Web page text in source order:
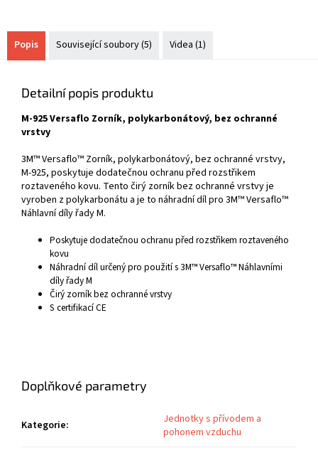
Popis Související soubory (5) Videa (1)
Detailní popis produktu
M-925 Versaflo Zorník, polykarbonátový, bez ochranné
vrstvy
3M™ Versaflo™ Zorník, polykarbonátový, bez ochranné vrstvy,
M-925, poskytuje dodatečnou ochranu před rozstřikem
roztaveného kovu. Tento čirý zorník bez ochranné vrstvy je
vyroben z polykarbonátu a je to náhradní díl pro 3M™ Versaflo™
Náhlavní díly řady M.
Poskytuje dodatečnou ochranu před rozstřikem roztaveného
kovu
Náhradní díl určený pro použití s 3M™ Versaflo™ Náhlavními
díly řady M
Čirý zorník bez ochranné vrstvy
S certifikací CE
Doplňkové parametry
Kategorie:
Jednotky s přívodem a
pohonem vzduchu